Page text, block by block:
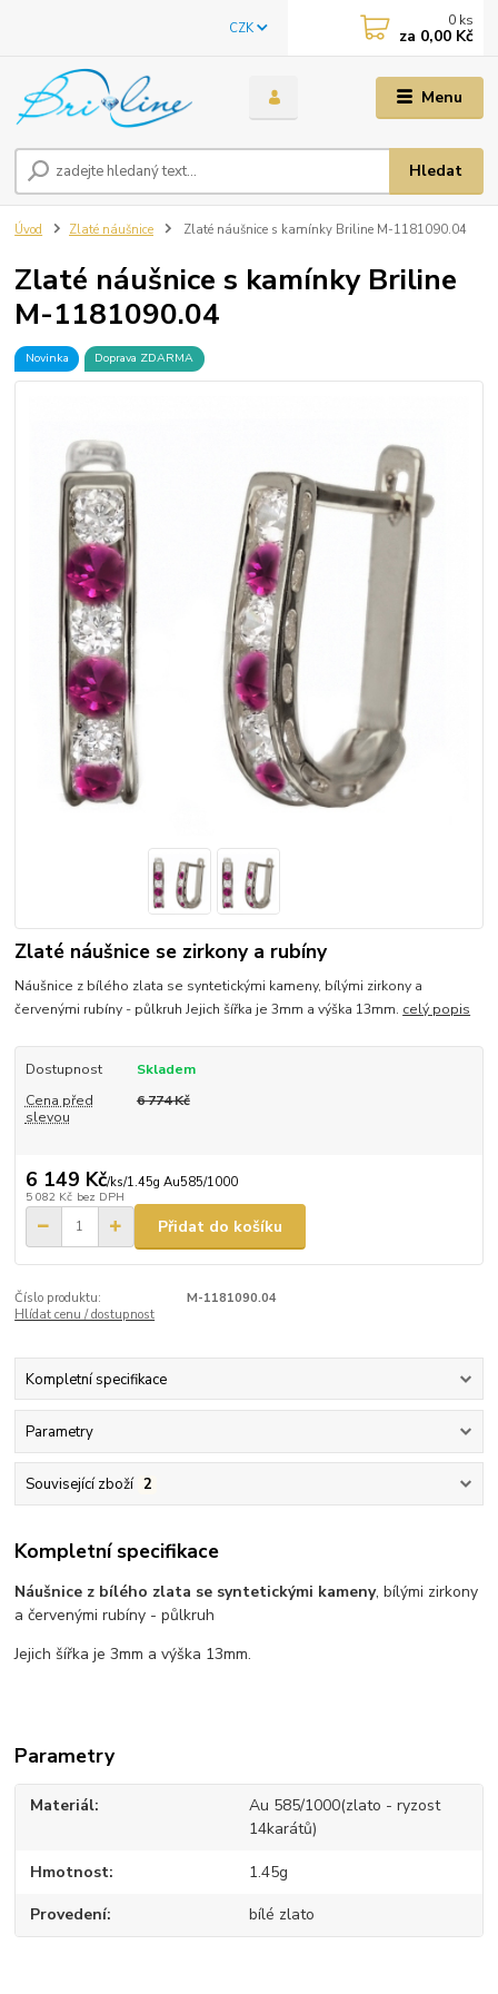
Menu
CZK
Hledat
0 ks
za 0,00 Kč
Úvod Zlaté náušnice Zlaté náušnice s kamínky Briline M-1181090.04
Zlaté náušnice s kamínky Briline
M-1181090.04
Novinka Doprava ZDARMA
Zlaté náušnice se zirkony a rubíny
Náušnice z bílého zlata se syntetickými kameny, bílými zirkony a
červenými rubíny - půlkruh Jejich šířka je 3mm a výška 13mm. celý popis
Dostupnost
Skladem
Cena před
slevou
6 774 Kč
6 149 Kč/ks/1.45g Au585/1000
5 082 Kč bez DPH
Přidat do košíku
Číslo produktu:
M-1181090.04
Hlídat cenu / dostupnost
Kompletní specifikace
Parametry
Související zboží 2
Kompletní specifikace
Náušnice z bílého zlata se syntetickými kameny, bílými zirkony
a červenými rubíny - půlkruh
Jejich šířka je 3mm a výška 13mm.
Parametry
Materiál
Au 585/1000(zlato - ryzost
14karátů)
Hmotnost 1.45g
Provedení bílé zlato